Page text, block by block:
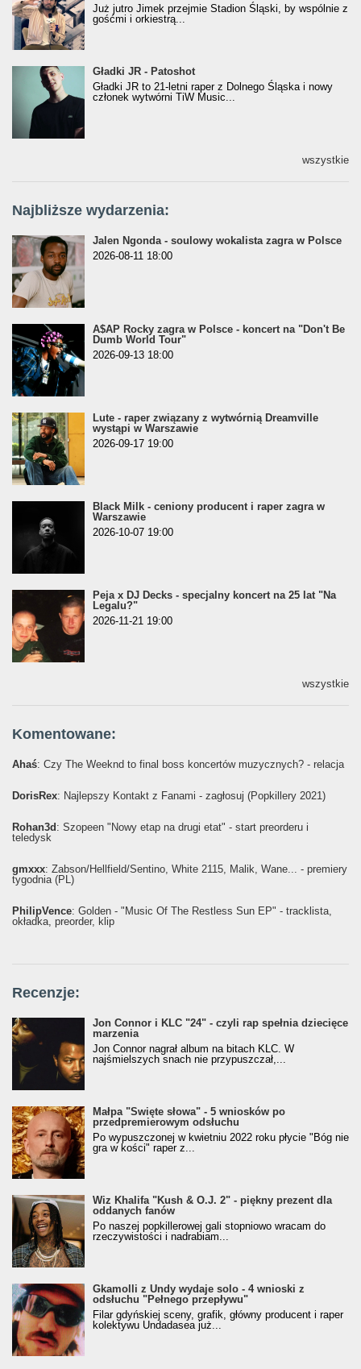
Już jutro Jimek przejmie Stadion Śląski, by wspólnie z
gośćmi i orkiestrą...
Gładki JR - Patoshot
Gładki JR - Patoshot
Gładki JR to 21-letni raper z Dolnego Śląska i nowy
członek wytwórni TiW Music...
wszystkie
Najbliższe wydarzenia:
Jalen Ngonda - soulowy wokalista zagra w Polsce
2026-08-11 18:00
A$AP Rocky zagra w Polsce - koncert na "Don't Be
Dumb World Tour"
2026-09-13 18:00
Lute - raper związany z wytwórnią Dreamville
wystąpi w Warszawie
2026-09-17 19:00
Black Milk - ceniony producent i raper zagra w
Warszawie
2026-10-07 19:00
Peja x DJ Decks - specjalny koncert na 25 lat "Na
Legalu?"
2026-11-21 19:00
wszystkie
Komentowane:
Ahaś: Czy The Weeknd to final boss koncertów muzycznych? - relacja
DorisRex: Najlepszy Kontakt z Fanami - zagłosuj (Popkillery 2021)
Rohan3d : Szopeen "Nowy etap na drugi etat" - start preorderu i
teledysk
gmxxx: Żabson/Hellfield/Sentino, White 2115, Malik, Wane... - premiery
tygodnia (PL)
PhilipVence: Golden - "Music Of The Restless Sun EP" - tracklista,
okładka, preorder, klip
Recenzje:
Jon Connor i KLC "24" - czyli rap spełnia dziecięce
marzenia
Jon Connor nagrał album na bitach KLC. W
najśmielszych snach nie przypuszczał,...
Małpa "Święte słowa" - 5 wniosków po
przedpremierowym odsłuchu
Po wypuszczonej w kwietniu 2022 roku płycie "Bóg nie
gra w kości" raper z...
Wiz Khalifa "Kush & O.J. 2" - piękny prezent dla
oddanych fanów
Po naszej popkillerowej gali stopniowo wracam do
rzeczywistości i nadrabiam...
Gkamolli z Undy wydaje solo - 4 wnioski z
odsłuchu "Pełnego przepływu"
Filar gdyńskiej sceny, grafik, główny producent i raper
kolektywu Undadasea już...